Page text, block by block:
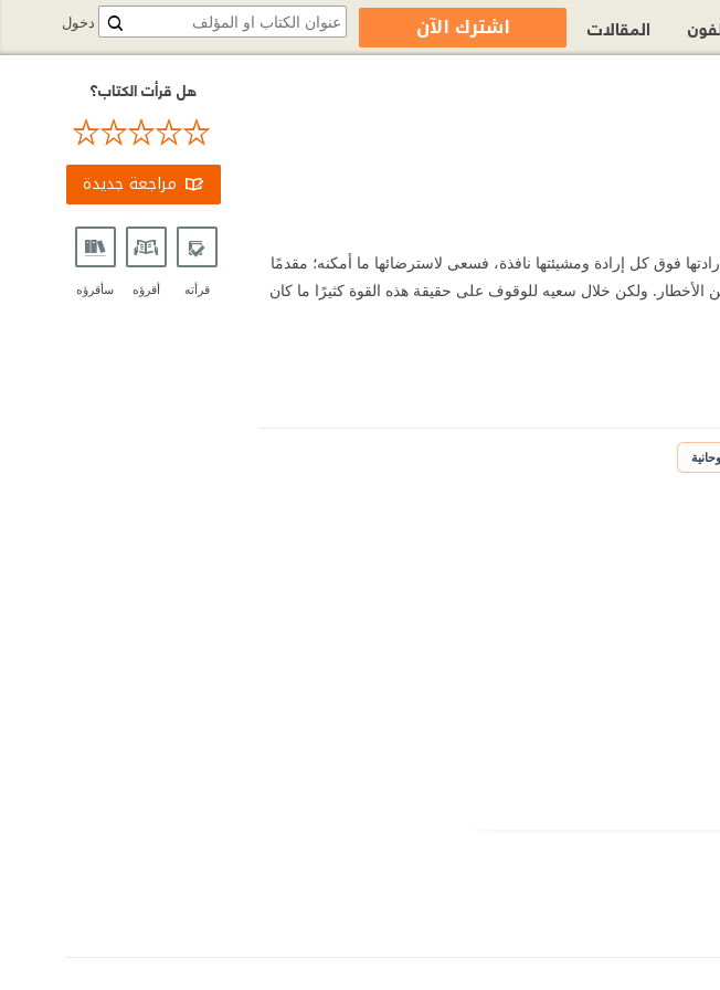
فوق كل إرادة ومشيئتها نافذة، فسعى لاسترضائها ما أمكنه؛ مقدمًا
الأخطار. ولكن خلال سعيه للوقوف على حقيقة هذه القوة كثيرًا ما كان
هل قرأت الكتاب؟
مراجعة جديدة
قرأته أقرؤه سأقرؤه
دخول المقالات اشترك الآن